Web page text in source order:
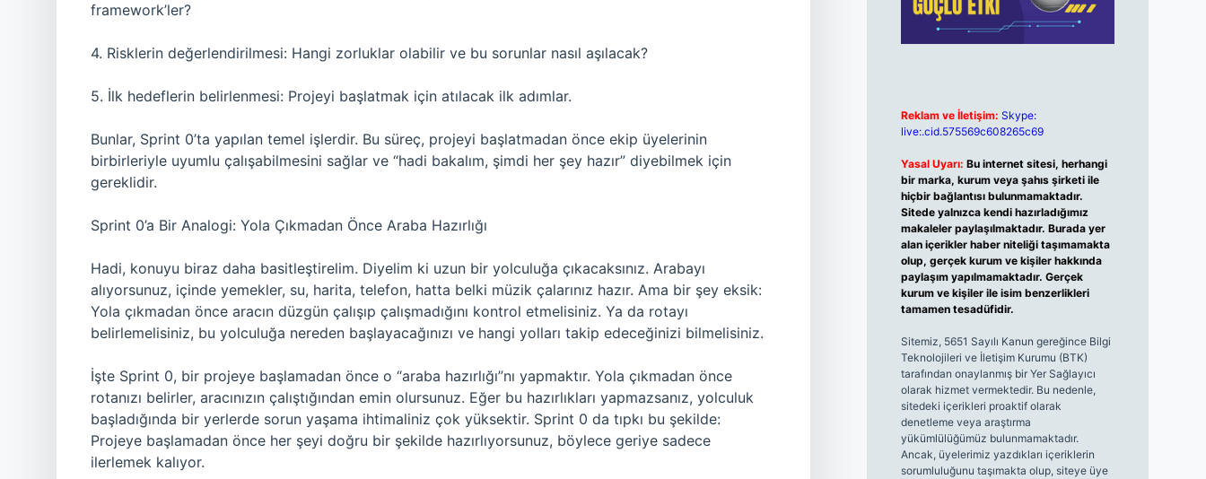
framework’ler?
4. Risklerin değerlendirilmesi: Hangi zorluklar olabilir ve bu sorunlar nasıl aşılacak?
5. İlk hedeflerin belirlenmesi: Projeyi başlatmak için atılacak ilk adımlar.
Bunlar, Sprint 0’ta yapılan temel işlerdir. Bu süreç, projeyi başlatmadan önce ekip üyelerinin
birbirleriyle uyumlu çalışabilmesini sağlar ve “hadi bakalım, şimdi her şey hazır” diyebilmek için
gereklidir.
Sprint 0’a Bir Analogi: Yola Çıkmadan Önce Araba Hazırlığı
Hadi, konuyu biraz daha basitleştirelim. Diyelim ki uzun bir yolculuğa çıkacaksınız. Arabayı
alıyorsunuz, içinde yemekler, su, harita, telefon, hatta belki müzik çalarınız hazır. Ama bir şey eksik:
Yola çıkmadan önce aracın düzgün çalışıp çalışmadığını kontrol etmelisiniz. Ya da rotayı
belirlemelisiniz, bu yolculuğa nereden başlayacağınızı ve hangi yolları takip edeceğinizi bilmelisiniz.
İşte Sprint 0, bir projeye başlamadan önce o “araba hazırlığı”nı yapmaktır. Yola çıkmadan önce
rotanızı belirler, aracınızın çalıştığından emin olursunuz. Eğer bu hazırlıkları yapmazsanız, yolculuk
başladığında bir yerlerde sorun yaşama ihtimaliniz çok yüksektir. Sprint 0 da tıpkı bu şekilde:
Projeye başlamadan önce her şeyi doğru bir şekilde hazırlıyorsunuz, böylece geriye sadece
ilerlemek kalıyor.
Reklam ve İletişim: Skype:
live:.cid.575569c608265c69
Yasal Uyarı: Bu internet sitesi, herhangi
bir marka, kurum veya şahıs şirketi ile
hiçbir bağlantısı bulunmamaktadır.
Sitede yalnızca kendi hazırladığımız
makaleler paylaşılmaktadır. Burada yer
alan içerikler haber niteliği taşımamakta
olup, gerçek kurum ve kişiler hakkında
paylaşım yapılmamaktadır. Gerçek
kurum ve kişiler ile isim benzerlikleri
tamamen tesadüfidir.
Sitemiz, 5651 Sayılı Kanun gereğince Bilgi
Teknolojileri ve İletişim Kurumu (BTK)
tarafından onaylanmış bir Yer Sağlayıcı
olarak hizmet vermektedir. Bu nedenle,
sitedeki içerikleri proaktif olarak
denetleme veya araştırma
yükümlülüğümüz bulunmamaktadır.
Ancak, üyelerimiz yazdıkları içeriklerin
sorumluluğunu taşımakta olup, siteye üye